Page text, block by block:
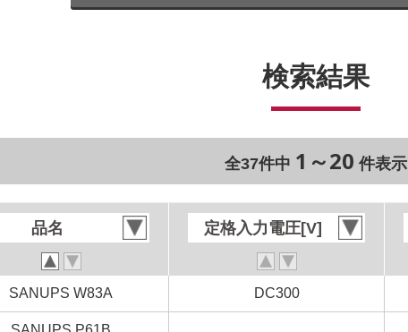
検索結果
全37件中 1～20 件表示
品名 定格入力電圧[V]
SANUPS W83A DC300
品名 定格入力電圧[V]
SANUPS W83A DC300